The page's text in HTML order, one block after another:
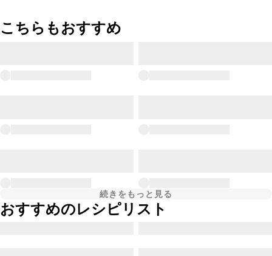
こちらもおすすめ
続きをもっと見る
おすすめのレシピリスト